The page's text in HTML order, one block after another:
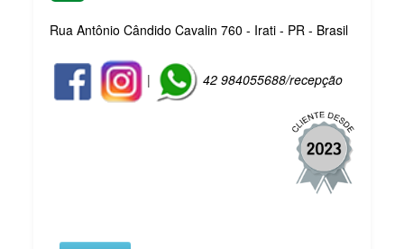
Rua Antônio Cândido Cavalin 760 - Irati - PR - Brasil
| 42 984055688/recepção